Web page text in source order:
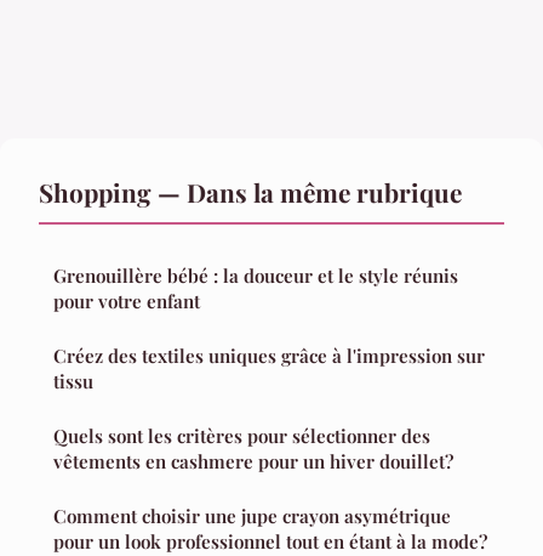
Shopping — Dans la même rubrique
Grenouillère bébé : la douceur et le style réunis
pour votre enfant
Créez des textiles uniques grâce à l'impression sur
tissu
Quels sont les critères pour sélectionner des
vêtements en cashmere pour un hiver douillet?
Comment choisir une jupe crayon asymétrique
pour un look professionnel tout en étant à la mode?